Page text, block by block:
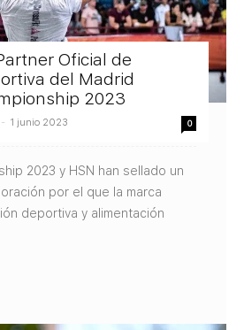
Oficial de
del Madrid
2023
- 1 junio 2023 0
2023 y HSN han sellado un
por el que la marca
deportiva y alimentación